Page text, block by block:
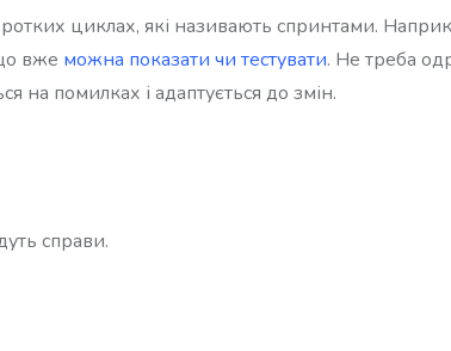
циклах, які називають спринтами.
вже можна показати чи тестувати. Не треба
на помилках і адаптується до змін.
справи.